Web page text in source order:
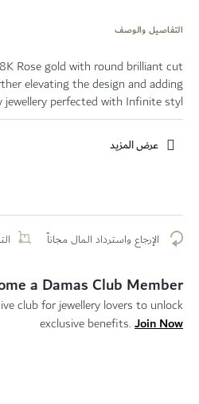
التفاصيل والوصف
Rose gold with round brilliant cut
elevating the design and adding
perfected with Infinite styl...
عرض المزيد
الإرجاع واسترداد المال مجاناً
a Damas Club Member
club for jewellery lovers to unlock
exclusive benefits. Join Now